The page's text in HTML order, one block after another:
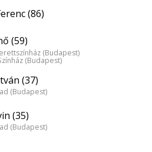
(86)
(59)
(Budapest)
(Budapest)
(37)
(Budapest)
(35)
(Budapest)